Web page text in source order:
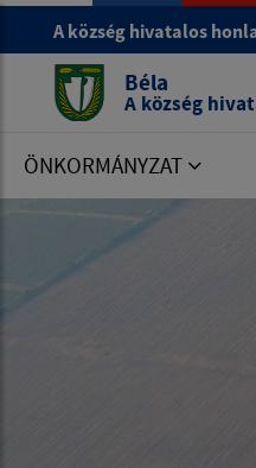
A község hivatalos
Béla
A község
ÖNKORMÁNYZAT